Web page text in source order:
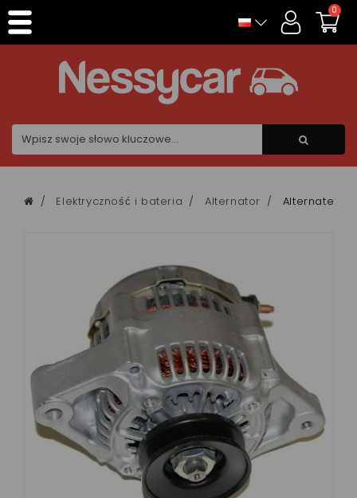
0
Elektryczność i bateria Alternator Alternateur
Panel zarządzania plikami cookies